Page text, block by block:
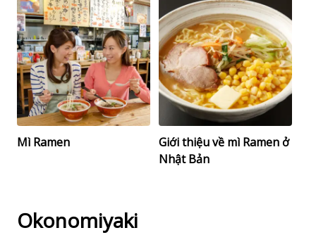
Mì Ramen
Giới thiệu về mì Ramen ở
Nhật Bản
Okonomiyaki